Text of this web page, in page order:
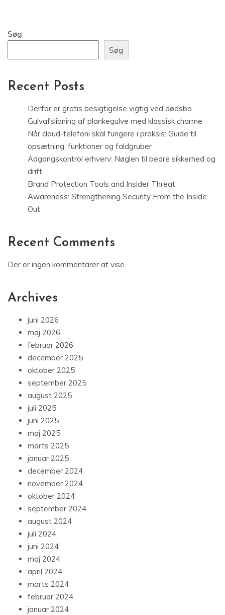
Søg
Søg
Recent Posts
Derfor er gratis besigtigelse vigtig ved dødsbo
Gulvafslibning af plankegulve med klassisk charme
Når cloud-telefoni skal fungere i praksis: Guide til
opsætning, funktioner og faldgruber
Adgangskontrol erhverv: Nøglen til bedre sikkerhed og
drift
Brand Protection Tools and Insider Threat
Awareness: Strengthening Security From the Inside
Out
Recent Comments
Der er ingen kommentarer at vise.
Archives
juni 2026
maj 2026
februar 2026
december 2025
oktober 2025
september 2025
august 2025
juli 2025
juni 2025
maj 2025
marts 2025
januar 2025
december 2024
november 2024
oktober 2024
september 2024
august 2024
juli 2024
juni 2024
maj 2024
april 2024
marts 2024
februar 2024
januar 2024